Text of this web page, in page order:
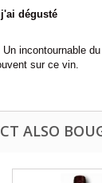
dégusté
incontournable
sur ce vin.
ALSO